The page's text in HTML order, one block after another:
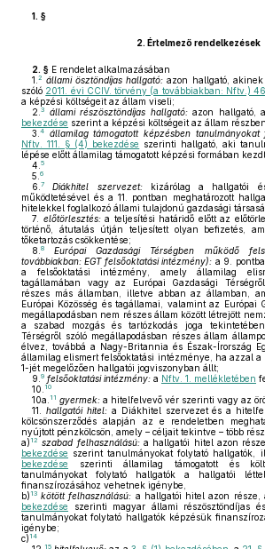
1. §
2. Értelmező rendelkezések
2. § E rendelet alkalmazásában
1. 2 állami ösztöndíjas hallgató: azon hallgató, akinek
szóló 2011. évi CCIV. törvény (a továbbiakban: Nftv.)
a képzési költségeit az állam viseli;
2. 3 állami részösztöndíjas hallgató:azon hallgató,
bekezdése szerint a képzési költségeit az állam
3. 4 államilag támogatott képzésben
Nftv. 111. § (4) bekezdése szerinti hallgató, aki
lépése előtt államilag támogatott képzési formában
4. 5
5. 6
6. 7 Diákhitel szervezet:kizárólag a hallgatói
működtetésével és a 11. pontban meghatározott
hitelekkel foglalkozó állami tulajdonú gazdasági
7.
előtörlesztés:a teljesítési határidő előtt az
történő, átutalás útján teljesített olyan befizetés,
tőketartozás csökkentése;
8. 8
Európai Gazdasági Térségben működő
továbbiakban: EGT felsőoktatási intézmény): a 9.
a felsőoktatási intézmény, amely államilag
tagállamában vagy az Európai Gazdasági
részes más államban, illetve abban az államban,
Európai Közösség és tagállamai, valamint az Európai
megállapodásban nem részes állam között létrejött
a szabad mozgás és tartózkodás joga
Térségről szóló megállapodásban részes állam
élvez, továbbá a Nagy-Britannia és Észak-Írország
államilag elismert felsőoktatási intézménye, ha azzal
1-jét megelőzően hallgatói jogviszonyban állt;
9. 9 felsőoktatási intézmény: a Nftv. 1. mellékletében
10. 10
10a. 11 gyermek: a hitelfelvevő vér szerinti vagy az
11.
hallgatói hitel:a Diákhitel szervezet és a
kölcsönszerződés alapján az e rendeletben
nyújtott pénzkölcsön, amely – céljait tekintve – több
a) 12 szabad felhasználású:a hallgatói hitel azon
bekezdése szerint tanulmányokat folytató hallgatók,
bekezdése szerinti államilag támogatott és
tanulmányokat folytató hallgatók a hallgatói
finanszírozásához vehetnek igénybe,
b) 13 kötött felhasználású: a hallgatói hitel azon része,
bekezdése szerinti magyar állami részösztöndíjas
tanulmányokat folytató hallgatók képzésük
igénybe;
c) 14
15